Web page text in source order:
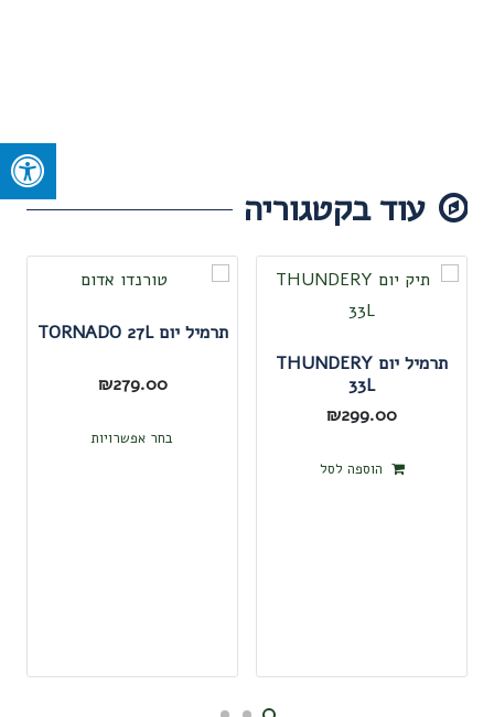
עוד בקטגוריה
תרמיל יום THUNDERY
33L
₪299.00
הוספה לסל
תרמיל יום TORNADO 27L
₪279.00
בחר אפשרויות